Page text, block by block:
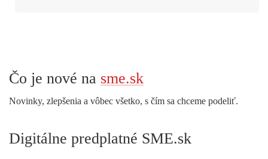
Čo je nové na sme.sk
Novinky, zlepšenia a vôbec všetko, s čím sa chceme podeliť.
Digitálne predplatné SME.sk